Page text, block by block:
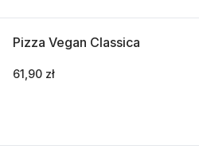
Pizza Vegan Classica
61,90 zł